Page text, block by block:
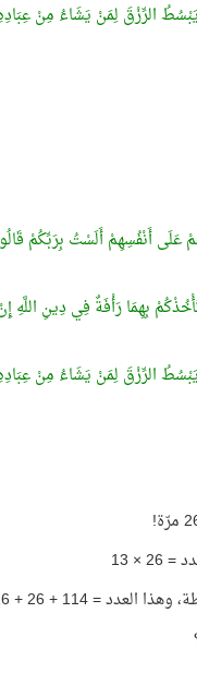
الرِّزْقَ لِمَنْ يَشَاءُ مِنْ
أَنْفُسِهِمْ أَلَسْتُ بِرَبِّكُمْ قَالُوا
بِهِمَا رَأْفَةٌ فِي دِينِ
الرِّزْقَ لِمَنْ يَشَاءُ مِنْ